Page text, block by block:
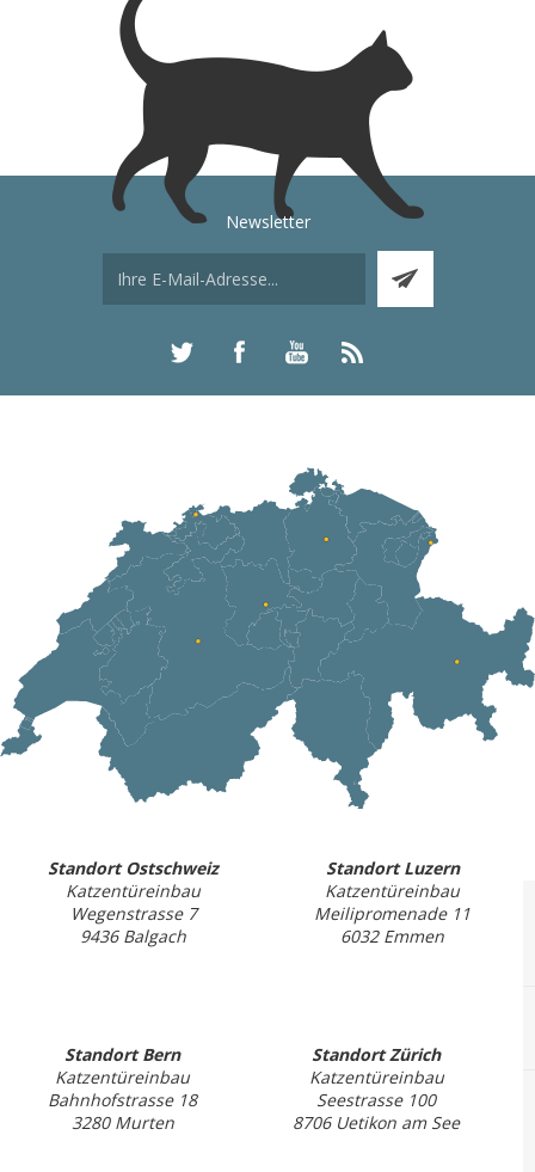
Newsletter
Standort Ostschweiz
Katzentüreinbau
Wegenstrasse 7
9436 Balgach
Standort Luzern
Katzentüreinbau
Meilipromenade 11
6032 Emmen
Standort Bern
Katzentüreinbau
Bahnhofstrasse 18
3280 Murten
Standort Zürich
Katzentüreinbau
Seestrasse 100
8706 Uetikon am See